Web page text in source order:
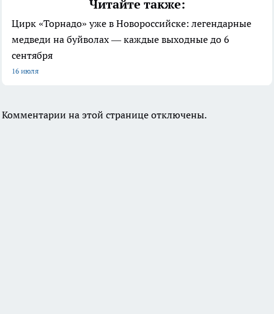
Читайте также:
Цирк «Торнадо» уже в Новороссийске: легендарные
медведи на буйволах — каждые выходные до 6
сентября
16 июля
Комментарии на этой странице отключены.